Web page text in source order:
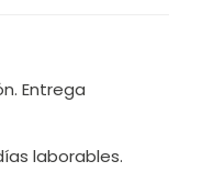
Entrega
laborables.